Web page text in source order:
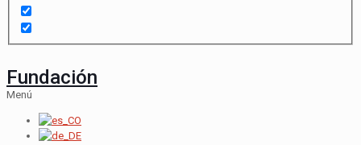
Fundación
Menú